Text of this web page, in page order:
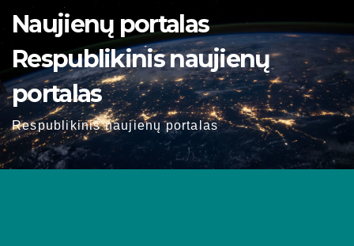
Naujienų portalas
Respublikinis naujienų
portalas
Respublikinis naujienų portalas